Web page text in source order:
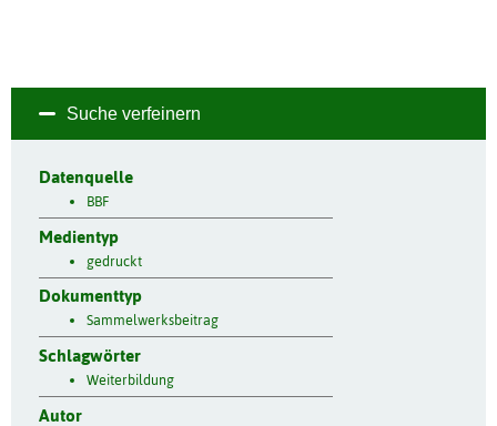
Suche verfeinern
Datenquelle
BBF
Medientyp
gedruckt
Dokumenttyp
Sammelwerksbeitrag
Schlagwörter
Weiterbildung
Autor